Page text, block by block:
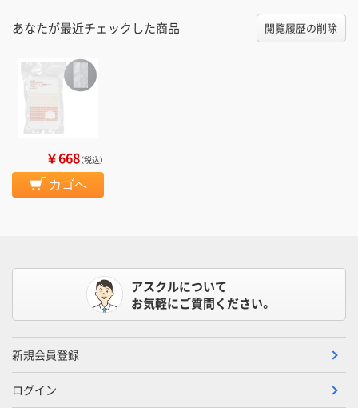
あなたが最近チェックした商品 閲覧履歴の削除
￥668（税込）
カゴへ
アスクルについて
お気軽にご質問ください。
新規会員登録
ログイン